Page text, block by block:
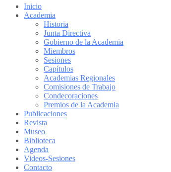
Inicio
Academia
Historia
Junta Directiva
Gobierno de la Academia
Miembros
Sesiones
Capítulos
Academias Regionales
Comisiones de Trabajo
Condecoraciones
Premios de la Academia
Publicaciones
Revista
Museo
Biblioteca
Agenda
Videos-Sesiones
Contacto